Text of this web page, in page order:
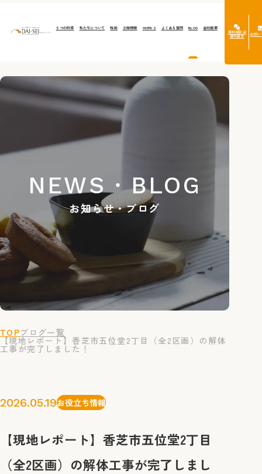
５つの約束 私たちについて 性能 土地情報 WORKS よくある質問 BLOG 会社概要
無料相談会
資料請求 お問い
NEWS・BLOG
お知らせ・ブログ
TOPブログ一覧
【現地レポート】香芝市五位堂2丁目（全2区画）の解体
工事が完了しました！
2026.05.19お役立ち情報
【現地レポート】香芝市五位堂2丁目
（全2区画）の解体工事が完了しまし